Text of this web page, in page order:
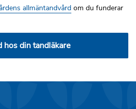
allmäntandvård om du funderar
hos din tandläkare